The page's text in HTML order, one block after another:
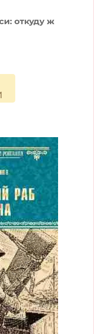
откуду ж